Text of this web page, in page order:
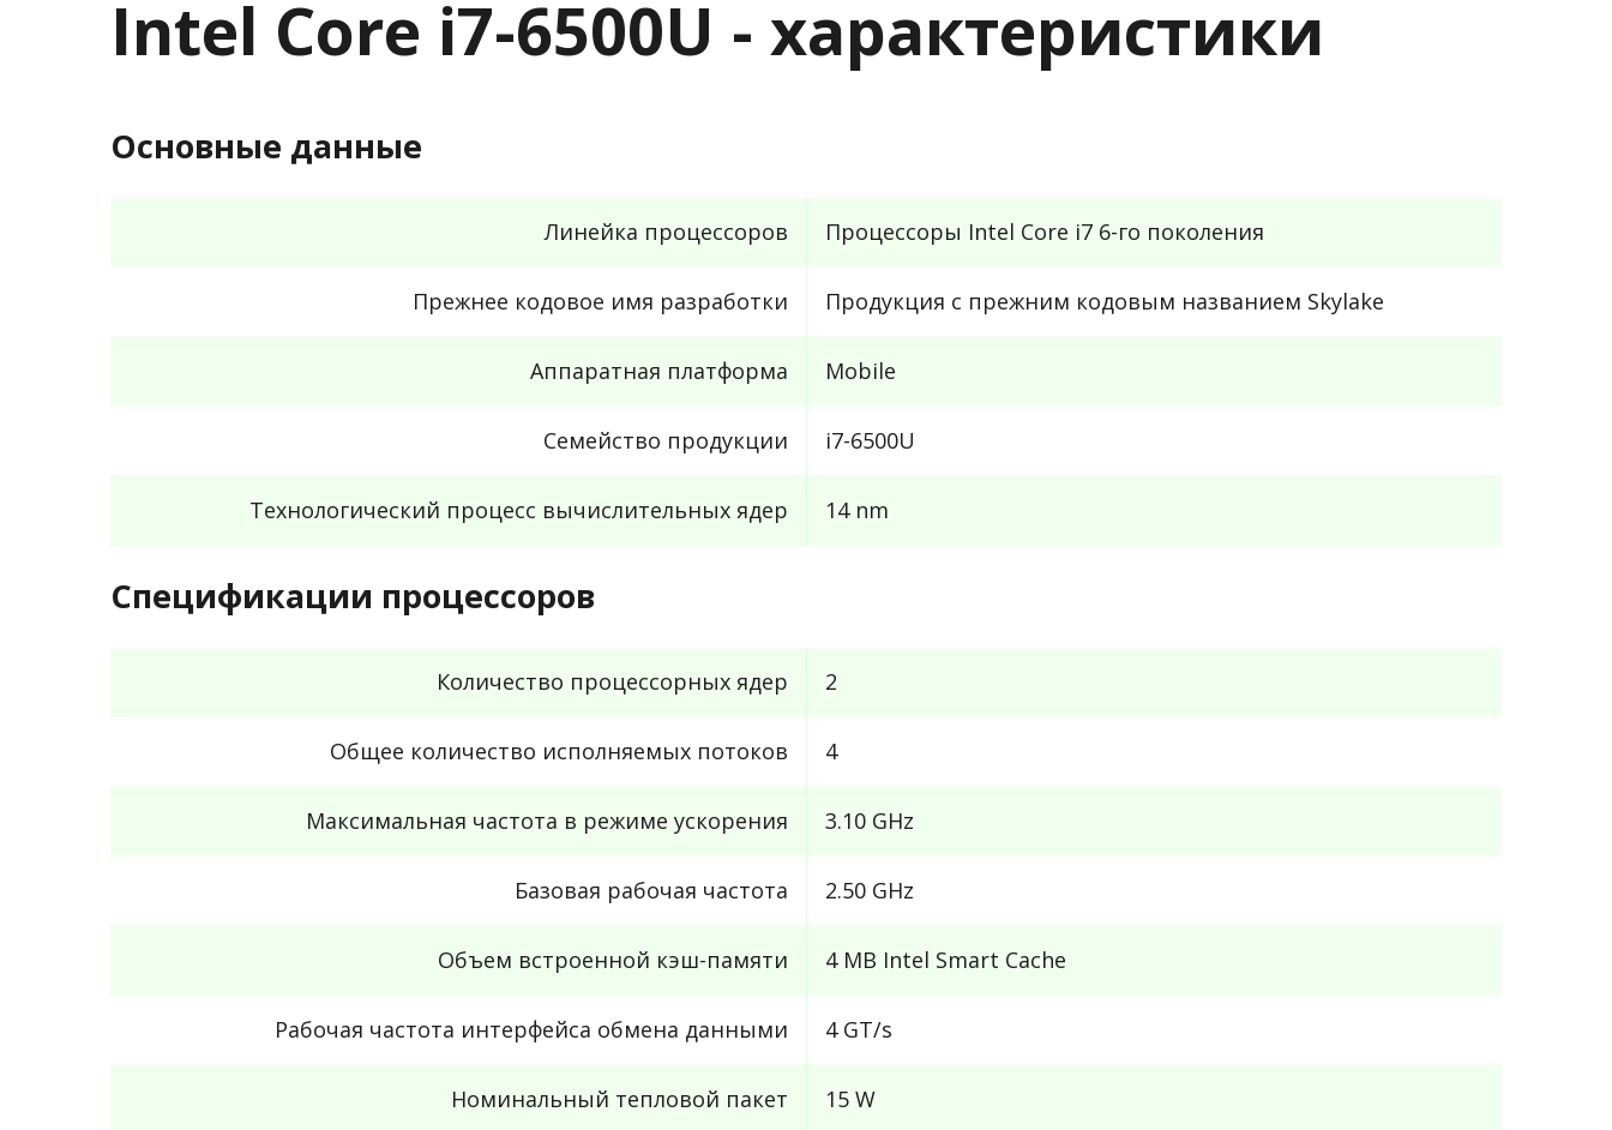
Intel Core i7-6500U - характеристики
Основные данные
Линейка процессоров Процессоры Intel Core i7 6-го поколения
Прежнее кодовое имя разработки Продукция с прежним кодовым названием Skylake
Аппаратная платформа Mobile
Семейство продукции i7-6500U
Технологический процесс вычислительных ядер 14 nm
Спецификации процессоров
Количество процессорных ядер 2
Общее количество исполняемых потоков 4
Максимальная частота в режиме ускорения 3.10 GHz
Базовая рабочая частота 2.50 GHz
Объем встроенной кэш-памяти 4 MB Intel Smart Cache
Рабочая частота интерфейса обмена данными 4 GT/s
Номинальный тепловой пакет 15 W